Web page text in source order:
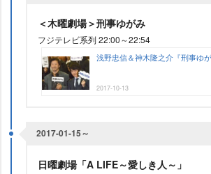
＜木曜劇場＞刑事ゆがみ
フジテレビ系列 22:00～22:54
浅野忠信＆神木隆之介『刑事ゆ
2017-10-13
2017-01-15～
日曜劇場「A LIFE～愛しき人～」